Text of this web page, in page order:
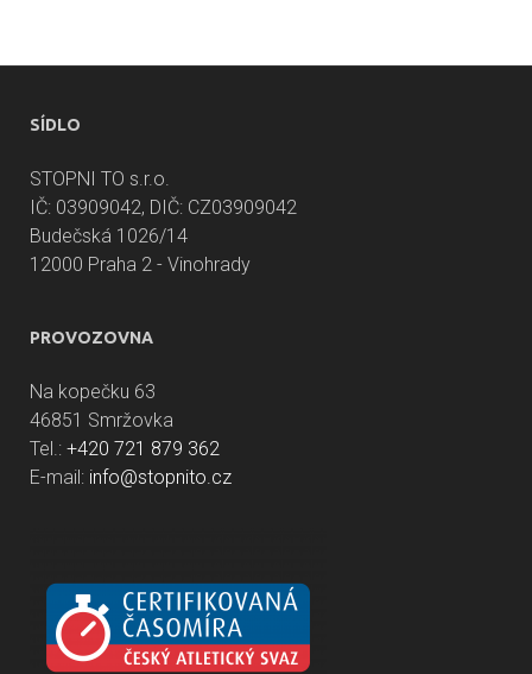
SÍDLO
STOPNI TO s.r.o.
IČ: 03909042, DIČ: CZ03909042
Budečská 1026/14
12000 Praha 2 - Vinohrady
PROVOZOVNA
Na kopečku 63
46851 Smržovka
Tel.: +420 721 879 362
E-mail: info@stopnito.cz